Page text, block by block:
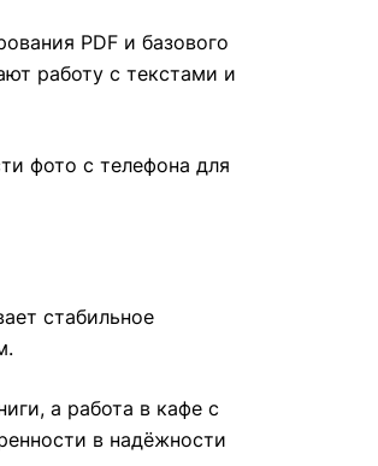
PDF и базового
работу с текстами и
фото с телефона для
стабильное
а работа в кафе с
в надёжности